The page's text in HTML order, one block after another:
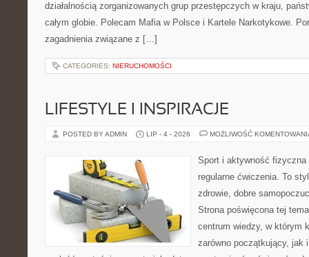
działalnością zorganizowanych grup przestępczych w kraju,
całym globie. Polecam Mafia w Polsce i Kartele Narkotykowe.
zagadnienia związane z […]
CATEGORIES: NIERUCHOMOŚCI
LIFESTYLE I INSPIRACJE
POSTED BY ADMIN LIP - 4 - 2026 MOŻLIWOŚĆ
Sport i aktywność
regularne ćwiczenia. To
zdrowie, dobre
Strona poświęcona tej
centrum wiedzy, w którym
zarówno początkujący, jak